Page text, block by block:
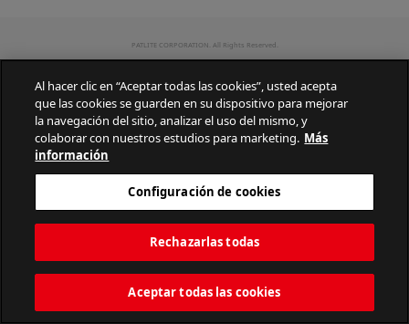
PATLITE CORPORATION. All Rights Reserved.
Al hacer clic en “Aceptar todas las cookies”, usted acepta
que las cookies se guarden en su dispositivo para mejorar
la navegación del sitio, analizar el uso del mismo, y
colaborar con nuestros estudios para marketing. Más
información
Configuración de cookies
Rechazarlas todas
Aceptar todas las cookies